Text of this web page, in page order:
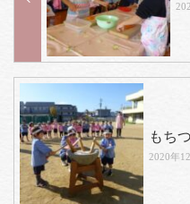
もち
2020年